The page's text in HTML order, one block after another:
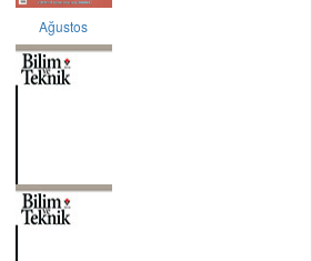
Ağustos